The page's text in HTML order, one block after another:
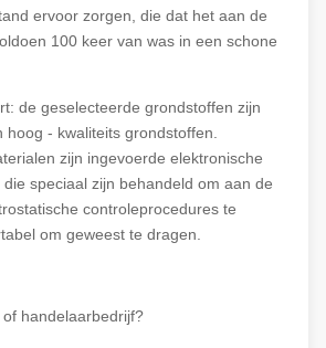
ervoor zorgen, die dat het aan de
100 keer van was in een schone
de geselecteerde grondstoffen zijn
hoog - kwaliteits grondstoffen.
zijn ingevoerde elektronische
speciaal zijn behandeld om aan de
controleprocedures te
om geweest te dragen.
handelaarbedrijf?